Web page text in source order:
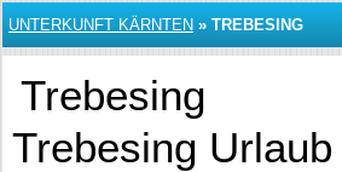
UNTERKUNFT KÄRNTEN » TREBESING
Trebesing
Trebesing Urlaub